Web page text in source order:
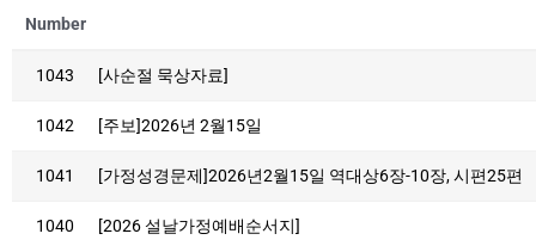
Number
1043 [사순절 묵상자료]
1042 [주보]2026년 2월15일
1041 [가정성경문제]2026년2월15일 역대상6장-10장, 시편25편
1040 [2026 설날가정예배순서지]